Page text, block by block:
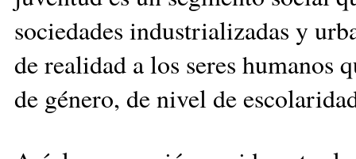
sociedades industrializadas y
de realidad a los seres humanos
de género, de nivel de